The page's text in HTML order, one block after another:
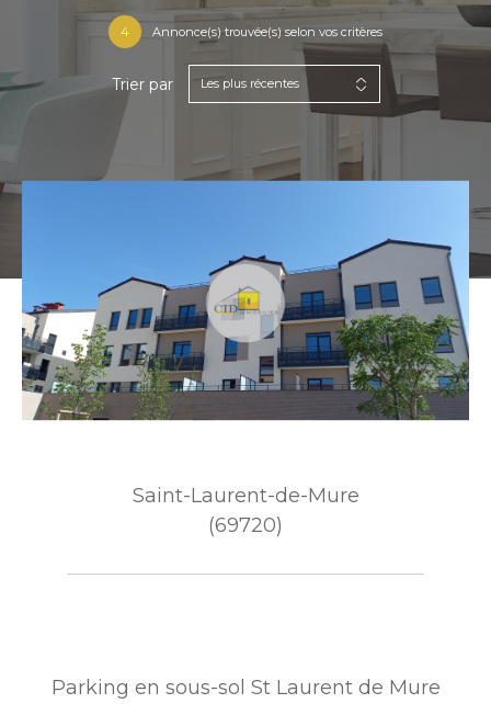
4 Annonce(s) trouvée(s) selon vos critères
Trier par Les plus récentes
Saint-Laurent-de-Mure
(69720)
Parking en sous-sol St Laurent de Mure